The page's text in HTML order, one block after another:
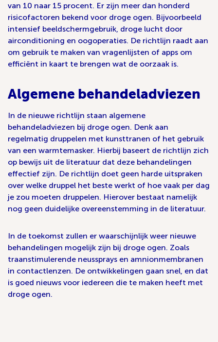
van 10 naar 15 procent. Er zijn meer dan honderd
risicofactoren bekend voor droge ogen. Bijvoorbeeld
intensief beeldschermgebruik, droge lucht door
airconditioning en oogoperaties. De richtlijn raadt aan
om gebruik te maken van vragenlijsten of apps om
efficiënt in kaart te brengen wat de oorzaak is.
Algemene behandeladviezen
In de nieuwe richtlijn staan algemene
behandeladviezen bij droge ogen. Denk aan
regelmatig druppelen met kunsttranen of het gebruik
van een warmtemasker. Hierbij baseert de richtlijn zich
op bewijs uit de literatuur dat deze behandelingen
effectief zijn. De richtlijn doet geen harde uitspraken
over welke druppel het beste werkt of hoe vaak per dag
je zou moeten druppelen. Hierover bestaat namelijk
nog geen duidelijke overeenstemming in de literatuur.
In de toekomst zullen er waarschijnlijk weer nieuwe
behandelingen mogelijk zijn bij droge ogen. Zoals
traanstimulerende neussprays en amnionmembranen
in contactlenzen. De ontwikkelingen gaan snel, en dat
is goed nieuws voor iedereen die te maken heeft met
droge ogen.